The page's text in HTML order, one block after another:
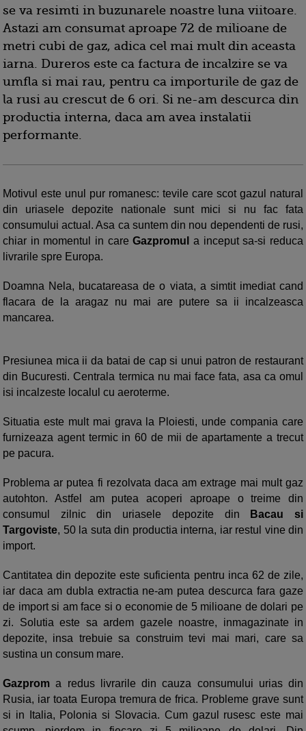
se va resimti in buzunarele noastre luna viitoare.
Astazi am consumat aproape 72 de milioane de
metri cubi de gaz, adica cel mai mult din aceasta
iarna. Dureros este ca factura de incalzire se va
umfla si mai rau, pentru ca importurile de gaz de
la rusi au crescut de 6 ori. Si ne-am descurca din
productia interna, daca am avea instalatii
performante.
Motivul este unul pur romanesc: tevile care scot gazul natural
din uriasele depozite nationale sunt mici si nu fac fata
consumului actual. Asa ca suntem din nou dependenti de rusi,
chiar in momentul in careGazpromul
a inceput sa-si reduca
livrarile spre Europa.
Doamna Nela, bucatareasa de o viata, a simtit imediat cand
flacara de la aragaz nu mai are putere sa ii incalzeasca
mancarea.
Presiunea mica ii da batai de cap si unui patron de restaurant
din Bucuresti. Centrala termica nu mai face fata, asa ca omul
isi incalzeste localul cu aeroterme.
Situatia este mult mai grava la Ploiesti, unde compania care
furnizeaza agent termic in 60 de mii de apartamente a trecut
pe pacura.
Problema ar putea fi rezolvata daca am extrage mai mult gaz
autohton. Astfel am putea acoperi aproape o treime din
consumul zilnic din uriasele depozite din
Bacau si
Targoviste, 50 la suta din productia interna, iar restul vine din
import.
Cantitatea din depozite este suficienta pentru inca 62 de zile,
iar daca am dubla extractia ne-am putea descurca fara gaze
de import si am face si o economie de 5 milioane de dolari pe
zi. Solutia este sa ardem gazele noastre, inmagazinate in
depozite, insa trebuie sa construim tevi mai mari, care sa
sustina un consum mare.
Gazprom a redus livrarile din cauza consumului urias din
Rusia, iar toata Europa tremura de frica. Probleme grave sunt
si in Italia, Polonia si Slovacia. Cum gazul rusesc este mai